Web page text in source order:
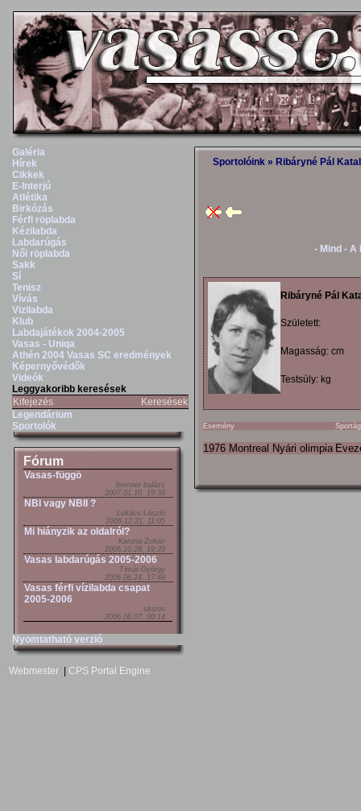
Galéria
Hírek
Cikkek
E-Interjú
Atlétika
Birkózás
Férfi röplabda
Kézilabda
Labdarúgás
Női röplabda
Sakk
Sí
Tenisz
Vívás
Vizilabda
Klub
Labdajátékok 2004-2005
Vasas - Uniqa
Athén 2004 Vasas SC eredmények
Képernyővédők
Videók
Leggyakoribb keresések
Kifejezés
Keresések
Legendárium
Sportolók
Fórum
Vasas-függö
brenner balázs
2007.01.10. 19:39
NBI vagy NBII ?
Lukács László
2006.12.21. 11:05
Mi hiányzik az oldalról?
Katona Zoltán
2006.10.28. 19:29
Vasas labdarúgás 2005-2006
Timár György
2006.06.24. 17:48
Vasas férfi vízilabda csapat
2005-2006
skizoo
2006.06.07. 00:14
Nyomtatható verzió
Sportolóink » Ribáryné Pál
- Mind - A
Ribáryné Pál
Született:
Magasság: cm
Testsúly: kg
Esemény Sportág
1976 Montreal Nyári olimpia
Webmester CPS Portal Engine